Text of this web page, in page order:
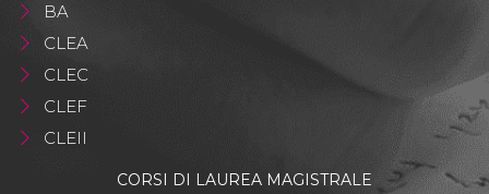
BA
CLEA
CLEC
CLEF
CLEII
CORSI DI LAUREA MAGISTRALE